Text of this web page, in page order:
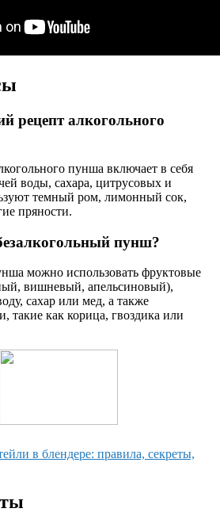
рецепт алкогольного
пунша включает в себя
воды, сахара, цитрусовых и
темный ром, лимонный сок,
пряности.
пунш?
можно использовать фруктовые
вишневый, апельсиновый),
сахар или мед, а также
такие как корица, гвоздика или
в блендере: правила, секреты,